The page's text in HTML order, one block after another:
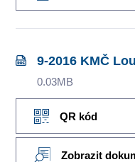
9-2016 KMČ
0.03MB
QR kód
Zobrazit